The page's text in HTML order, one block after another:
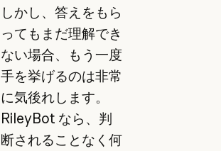
しかし、答えをもら
ってもまだ理解でき
ない場合、もう一度
手を挙げるのは非常
に気後れします。
RileyBot なら、判
断されることなく何